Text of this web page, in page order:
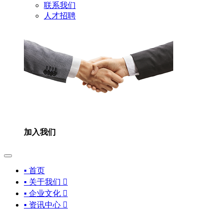
联系我们
人才招聘
加入我们
▪ 首页
▪ 关于我们 
▪ 企业文化 
▪ 资讯中心 